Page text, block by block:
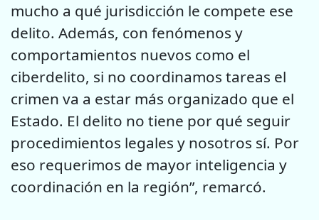
mucho a qué jurisdicción le compete ese
delito. Además, con fenómenos y
comportamientos nuevos como el
ciberdelito, si no coordinamos tareas el
crimen va a estar más organizado que el
Estado. El delito no tiene por qué seguir
procedimientos legales y nosotros sí. Por
eso requerimos de mayor inteligencia y
coordinación en la región”, remarcó.